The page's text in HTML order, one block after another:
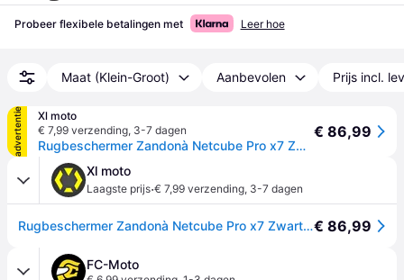
Probeer flexibele betalingen met Leer hoe
Maat (Klein-Groot) Aanbevolen Prijs incl.
advertentie
Xl moto
€ 7,99 verzending, 3-7 dagen
Rugbeschermer Zandonà Netcube Pro x7 Zwart ZwartXL
€ 86,99
Xl moto
Laagste prijs·€ 7,99 verzending, 3-7 dagen
Rugbeschermer Zandonà Netcube Pro x7 Zwart ZwartXL€ 86,99
FC-Moto